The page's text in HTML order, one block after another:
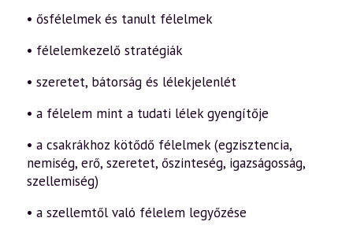
• ősfélelmek és tanult félelmek
• félelemkezelő stratégiák
• szeretet, bátorság és lélekjelenlét
• a félelem mint a tudati lélek gyengítője
• a csakrákhoz kötődő félelmek (egzisztencia,
nemiség, erő, szeretet, őszinteség, igazságosság,
szellemiség)
• a szellemtől való félelem legyőzése